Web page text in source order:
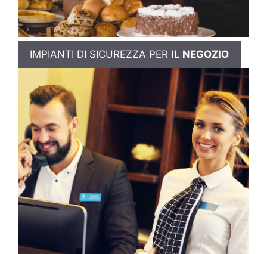
IMPIANTI DI SICUREZZA PER IL NEGOZIO